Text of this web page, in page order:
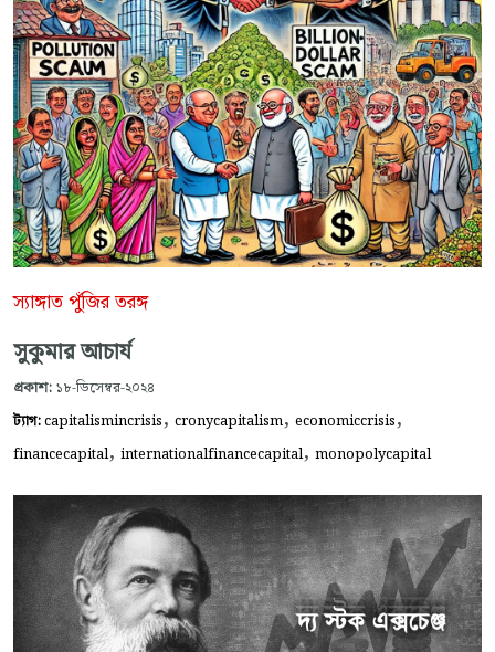
স্যাঙ্গাত পুঁজির তরঙ্গ
সুকুমার আচার্য
প্রকাশ: ১৮-ডিসেম্বর-২০২৪
ট্যাগ:capitalismincrisis, cronycapitalism, economiccrisis,
financecapital, internationalfinancecapital, monopolycapital